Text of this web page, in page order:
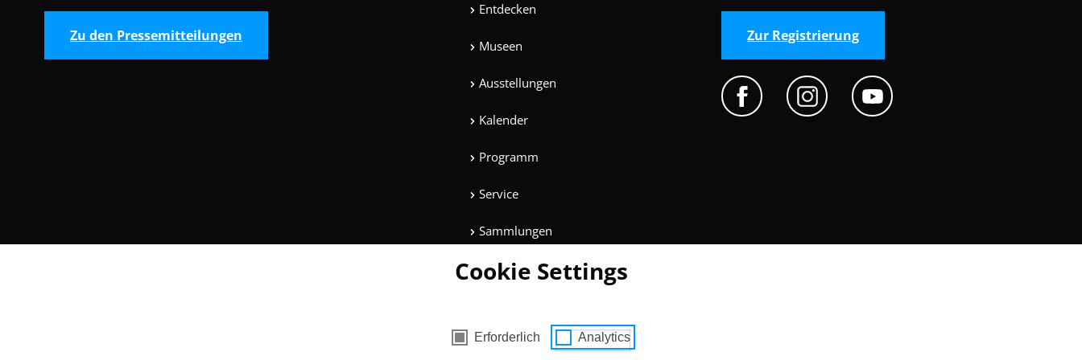
Zu den Pressemitteilungen
Entdecken
Museen
Ausstellungen
Kalender
Programm
Service
Sammlungen
Magazine
Unterhaltung
Zur Registrierung
Cookie Settings
Consent Selection | Auswahl der Cookies mit Zustimmung
Erforderlich Analytics